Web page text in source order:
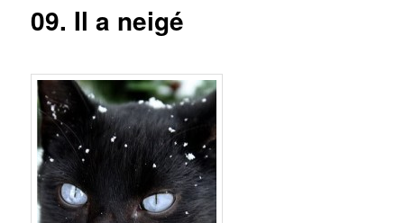
09. Il a neigé